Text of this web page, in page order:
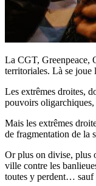
La CGT, Greenpeace,
territoriales. Là se joue
Les extrêmes droites,
pouvoirs oligarchiques,
Mais les extrêmes
de fragmentation de la
Or plus on divise, plus
ville contre les
toutes y perdent… sauf